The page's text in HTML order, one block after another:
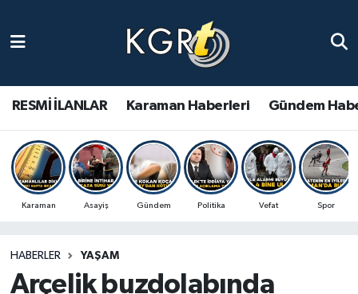
RESMİ İLANLAR Karaman Haberleri Gündem
Karaman Asayiş Gündem Politika Vefat Spor
HABERLER YAŞAM
Arçelik buzdolabında
Gündem Haberleri
Güncel Haberler
Spor Haberleri
Ulusal Haberler